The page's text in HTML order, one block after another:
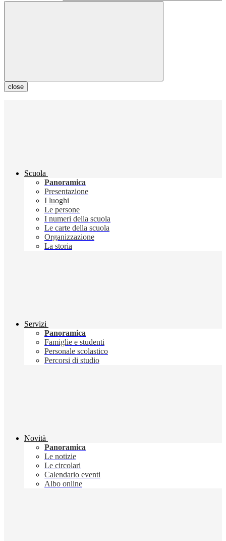
close
Scuola
Panoramica
Presentazione
I luoghi
Le persone
I numeri della scuola
Le carte della scuola
Organizzazione
La storia
Servizi
Panoramica
Famiglie e studenti
Personale scolastico
Percorsi di studio
Novità
Panoramica
Le notizie
Le circolari
Calendario eventi
Albo online